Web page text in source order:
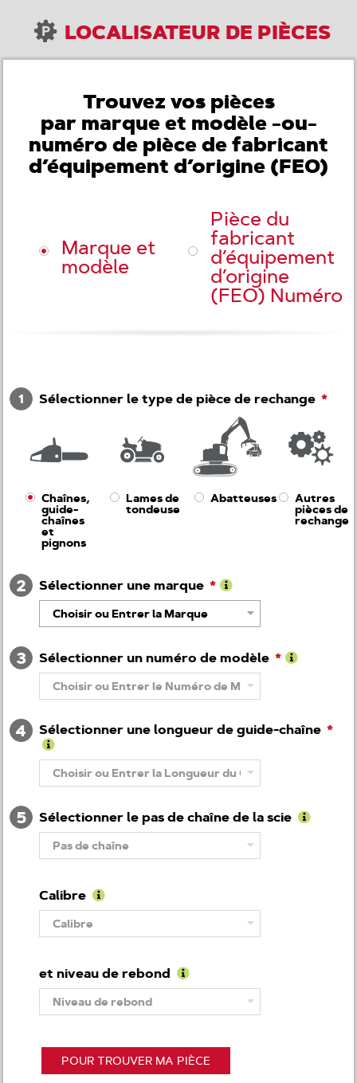
LOCALISATEUR DE PIÈCES
Trouvez vos pièces
par marque et modèle -ou-
numéro de pièce de fabricant
d’équipement d’origine (FEO)
Marque et
modèle
Pièce du
fabricant
d’équipement
d’origine
(FEO) Numéro
1 Sélectionner le type de pièce de rechange
Chaînes,
guide-
chaînes
et
pignons
Lames de
tondeuse
Abatteuses Autres
pièces de
rechange
2
Sélectionner une marque
Pour
savoir
de
Marque
Choisir ou Entrer la Marque
3
Sélectionner un numéro de modèle
de
Choisir ou Entrer le Numéro de Modèle
4
Sélectionner une longueur de guide-chaîne
Pour
en
savoir
de
Longueur
de
guide-
Choisir ou Entrer la Longueur du Guide-chaîne
5
Sélectionner le pas de chaîne de la scie
Pas de chaîne
Calibre
Pour
savoir
de
Calibre
Calibre
et niveau de rebond
Pour
savoir
de
Niveau
de
Niveau de rebond
POUR TROUVER MA PIÈCE